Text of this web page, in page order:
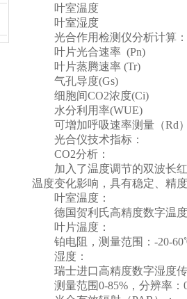
叶室温度
叶室湿度
光合作用检测仪分析计算：
叶片光合速率 (Pn)
叶片蒸腾速率 (Tr)
气孔导度(Gs)
细胞间CO2浓度(Ci)
水分利用率(WUE)
可增加呼吸速率测量（Rd）
光合仪技术指标：
CO2分析：
加入了温度调节的双波长红
温度变化影响，具有稳定、精
叶室温度：
德国贺利氏高精度数字温度
叶片温度：
铂电阻，测量范围：-20-
湿度：
瑞士进口高精度数字湿度传
测量范围0-85%，分辨率：